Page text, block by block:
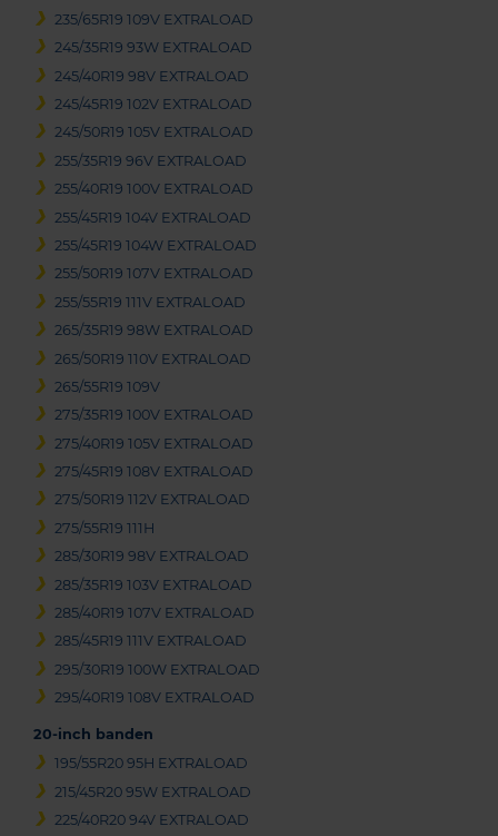
235/65R19 109V EXTRALOAD
245/35R19 93W EXTRALOAD
245/40R19 98V EXTRALOAD
245/45R19 102V EXTRALOAD
245/50R19 105V EXTRALOAD
255/35R19 96V EXTRALOAD
255/40R19 100V EXTRALOAD
255/45R19 104V EXTRALOAD
255/45R19 104W EXTRALOAD
255/50R19 107V EXTRALOAD
255/55R19 111V EXTRALOAD
265/35R19 98W EXTRALOAD
265/50R19 110V EXTRALOAD
265/55R19 109V
275/35R19 100V EXTRALOAD
275/40R19 105V EXTRALOAD
275/45R19 108V EXTRALOAD
275/50R19 112V EXTRALOAD
275/55R19 111H
285/30R19 98V EXTRALOAD
285/35R19 103V EXTRALOAD
285/40R19 107V EXTRALOAD
285/45R19 111V EXTRALOAD
295/30R19 100W EXTRALOAD
295/40R19 108V EXTRALOAD
20-inch banden
195/55R20 95H EXTRALOAD
215/45R20 95W EXTRALOAD
225/40R20 94V EXTRALOAD